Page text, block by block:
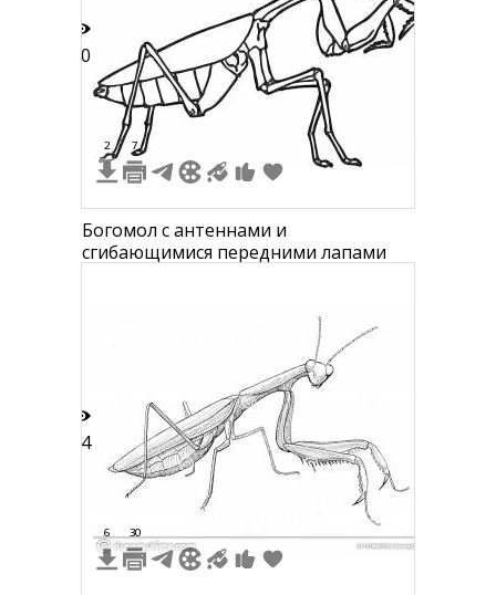
10
2 7
Богомол с антеннами и
сгибающимися передними лапами
44
6 30